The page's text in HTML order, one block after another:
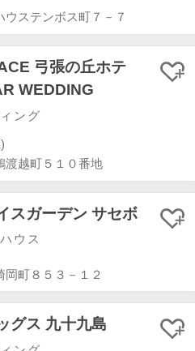
ウステンボス町７－７
弓張の丘ホテ
WEDDING
ング
渡越町５１０番地
スガーデン サセボ
ウス
岡町８５３－１２
グス 九十九島